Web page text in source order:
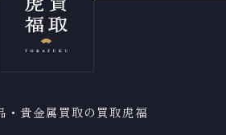
・貴金属買取の買取虎福